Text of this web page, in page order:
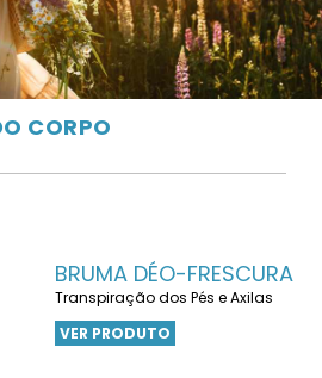
CORPO
BRUMA DÉO-FRESCURA
Transpiração dos Pés e Axilas
VER PRODUTO